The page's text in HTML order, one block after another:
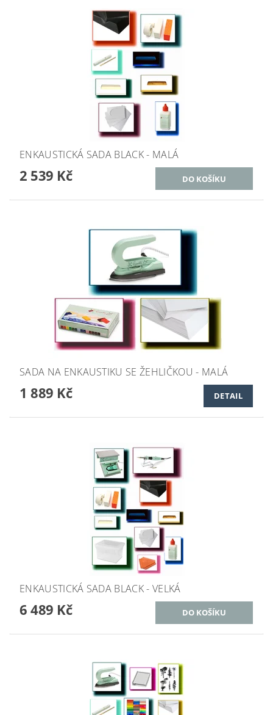
ENKAUSTICKÁ SADA BLACK - MALÁ
2 539 Kč
SADA NA ENKAUSTIKU SE ŽEHLIČKOU - MALÁ
1 889 Kč DETAIL
ENKAUSTICKÁ SADA BLACK - VELKÁ
6 489 Kč